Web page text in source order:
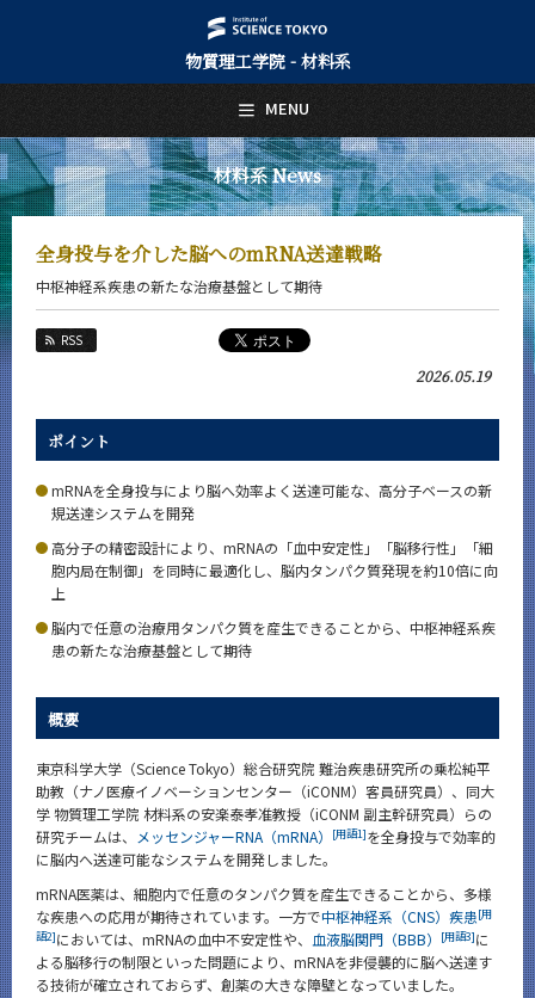
物質理工学院 - 材料系
材料系 News
全身投与を介した脳へのmRNA送達戦略
中枢神経系疾患の新たな治療基盤として期待
RSS
2026.05.19
ポイント
mRNAを全身投与により脳へ効率よく送達可能な、高分子ベースの新
規送達システムを開発
高分子の精密設計により、mRNAの「血中安定性」「脳移行性」「細
胞内局在制御」を同時に最適化し、脳内タンパク質発現を約10倍に向
上
脳内で任意の治療用タンパク質を産生できることから、中枢神経系疾
患の新たな治療基盤として期待
概要
東京科学大学（Science Tokyo）総合研究院 難治疾患研究所の乗松純平
助教（ナノ医療イノベーションセンター（iCONM）客員研究員）、同大
学 物質理工学院 材料系の安楽泰孝准教授（iCONM 副主幹研究員）らの
研究チームは、
メッセンジャーRNA（mRNA） [用語1]を全身投与で効率的
に脳内へ送達可能なシステムを開発しました。
mRNA医薬は、細胞内で任意のタンパク質を産生できることから、多様
な疾患への応用が期待されています。一方で中枢神経系（CNS）疾患[用
語2]においては、mRNAの血中不安定性や、 血液脳関門（BBB） [用語3]に
よる脳移行の制限といった問題により、mRNAを非侵襲的に脳へ送達す
る技術が確立されておらず、創薬の大きな障壁となっていました。
MENU
日本語 English
トップページ
Top Page
材料系について
About Us
Education
教員・研究室
Faculty and Laboratories
Future
入学案内
Admissions
News
カテゴリ別
月別
イベントカレンダー
Event Calendar
サイト構成
CLOSE